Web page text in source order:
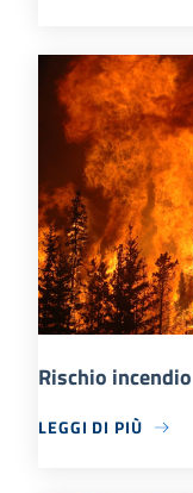
Rischio incendio
LEGGI DI PIÙ